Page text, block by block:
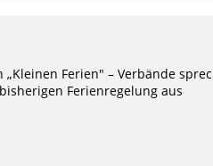
Ferien" – Verbände
Ferienregelung aus